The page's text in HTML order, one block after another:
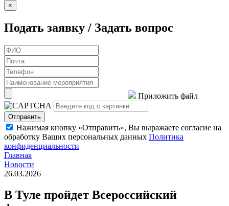
×
Подать заявку / Задать вопрос
Приложить файл
Отправить
Нажимая кнопку «Отправить», Вы выражаете согласие на
обработку Ваших персональных данных Политика
конфиденциальности
Главная
Новости
26.03.2026
В Туле пройдет Всероссийский